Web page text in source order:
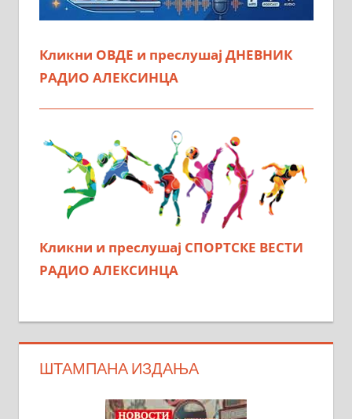
Кликни ОВДЕ и преслушај ДНЕВНИК
РАДИО АЛЕКСИНЦА
Кликни и преслушај СПОРТСКЕ ВЕСТИ
РАДИО АЛЕКСИНЦА
ШТАМПАНА ИЗДАЊА